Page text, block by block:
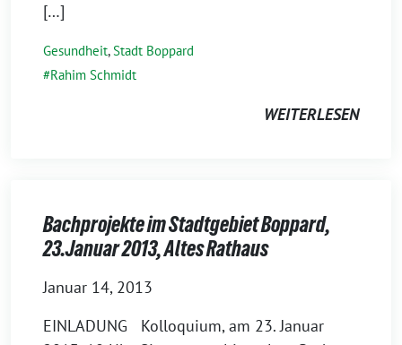
[…]
Gesundheit,Stadt Boppard
Rahim Schmidt
WEITERLESEN
Bachprojekte im Stadtgebiet Boppard,
23.Januar 2013, Altes Rathaus
Januar 14, 2013
EINLADUNG Kolloquium, am 23. Januar